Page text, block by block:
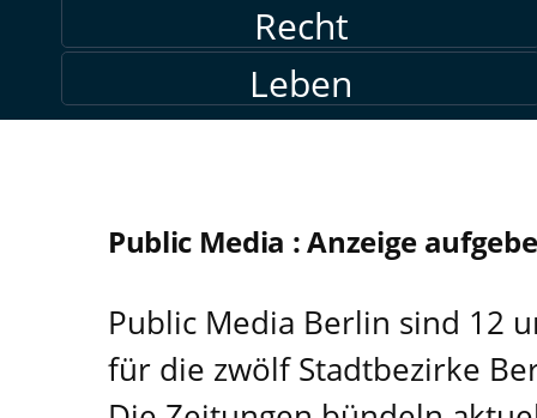
Recht
Leben
Public Media : Anzeige
Public Media Berlin sind 12
für die zwölf Stadtbezirke